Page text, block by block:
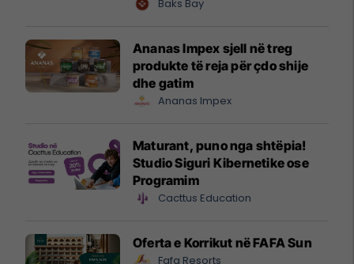
Baks Bay
Ananas Impex sjell në treg
produkte të reja për çdo shije
dhe gatim
Ananas Impex
Maturant, puno nga shtëpia!
Studio Siguri Kibernetike ose
Programim
Cacttus Education
Oferta e Korrikut në FAFA Sun
Fafa Resorts